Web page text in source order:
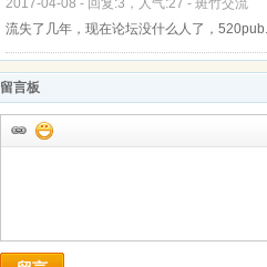
2017-04-08 - 回复:3，人气:27 - 斑竹交流
流失了几年，现在论坛没什么人了，
留言板